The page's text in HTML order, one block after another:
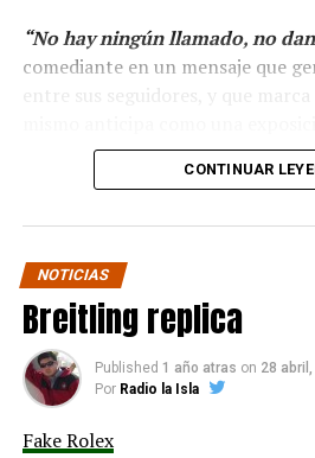
“No hay ningún llamado, no
comediante en un mensaje que
entre sus seguidores, y que
en el tiempo.
“Hola a todos,
pasado más casi
y no hay ningún
de cuando darán
para pagar lo
tanto sacrificio
CONTINUAR
NOTICIAS
Breitling replica
Published 1 año atras on 28
Por Radio la Isla
Fake Rolex